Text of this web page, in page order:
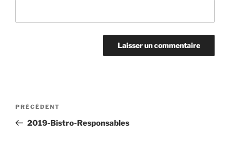
Navigation
l’article
Article
précédent
PRÉCÉDENT
2019-Bistro-Responsables